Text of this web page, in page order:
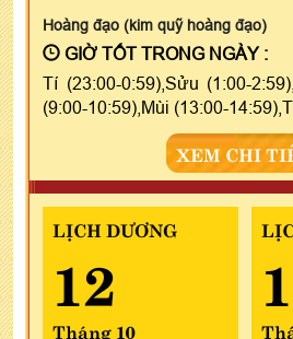
Hoàng đạo (kim quỹ hoàng đạo)
GIỜ TỐT TRONG NGÀY :
Tí (23:00-0:59),Sửu (1:00-
(9:00-10:59),Mùi (13:00-
XEM CHI
LỊCH DƯƠNG
12
Tháng 10